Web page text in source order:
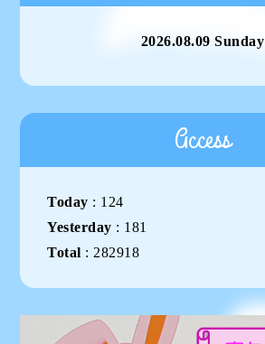
2026.08.09 Sunday
Access
Today : 124
Yesterday : 181
Total : 282918